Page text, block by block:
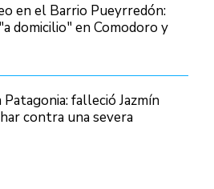
en el Barrio Pueyrredón:
domicilio" en Comodoro y
falleció Jazmín
contra una severa